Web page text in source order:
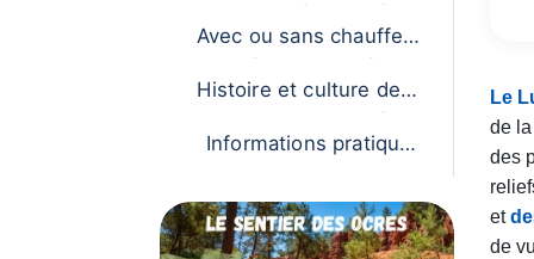
és en Méhari
Avec ou sans chauffeur
: à vous de décider
Histoire et culture de la
Méhari
Informations pratiques
éhari
Le
de
des
et
de